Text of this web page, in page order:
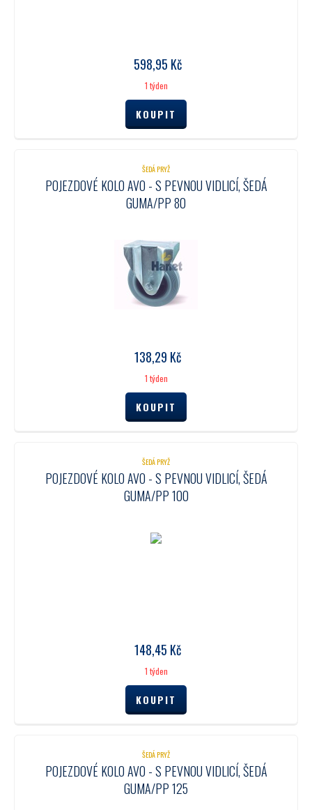
598,95 Kč
1 týden
ŠEDÁ PRYŽ
POJEZDOVÉ KOLO AVO - S PEVNOU VIDLICÍ, ŠEDÁ
GUMA/PP 80
138,29 Kč
1 týden
ŠEDÁ PRYŽ
POJEZDOVÉ KOLO AVO - S PEVNOU VIDLICÍ, ŠEDÁ
GUMA/PP 100
148,45 Kč
1 týden
ŠEDÁ PRYŽ
POJEZDOVÉ KOLO AVO - S PEVNOU VIDLICÍ, ŠEDÁ
GUMA/PP 125